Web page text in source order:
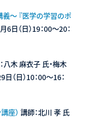
〜 『医学の学習のポ
日（日）19：00〜20：
八木 麻衣子 氏・梅木
（日）10：00〜16：
座） 講師：北川 孝 氏